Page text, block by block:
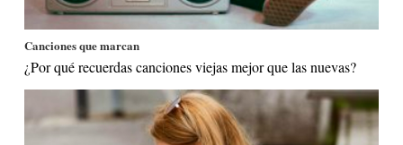
Canciones que marcan
¿Por qué recuerdas canciones viejas mejor que las nuevas?